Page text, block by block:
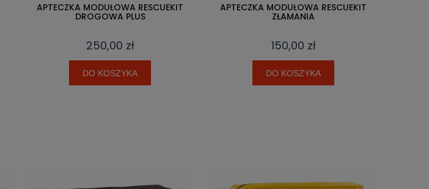
APTECZKA MODUŁOWA RESCUEKIT
DROGOWA PLUS
250,00 zł
DO KOSZYKA
APTECZKA MODUŁOWA RESCUEKIT
ZŁAMANIA
150,00 zł
DO KOSZYKA